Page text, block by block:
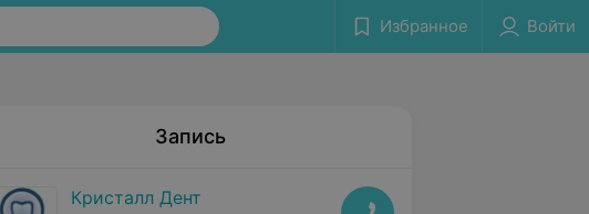
Избранное Войти
Запись
Кристалл Дент